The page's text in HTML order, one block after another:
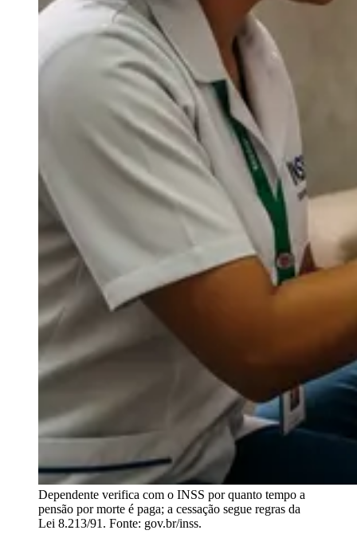
Dependente verifica com o INSS por quanto tempo a
pensão por morte é paga; a cessação segue regras da
Lei 8.213/91. Fonte: gov.br/inss.